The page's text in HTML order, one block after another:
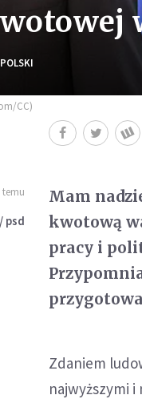
CC)
temu
psd
Mam
kwotową
pracy i
Zdaniem
najwyższymi i